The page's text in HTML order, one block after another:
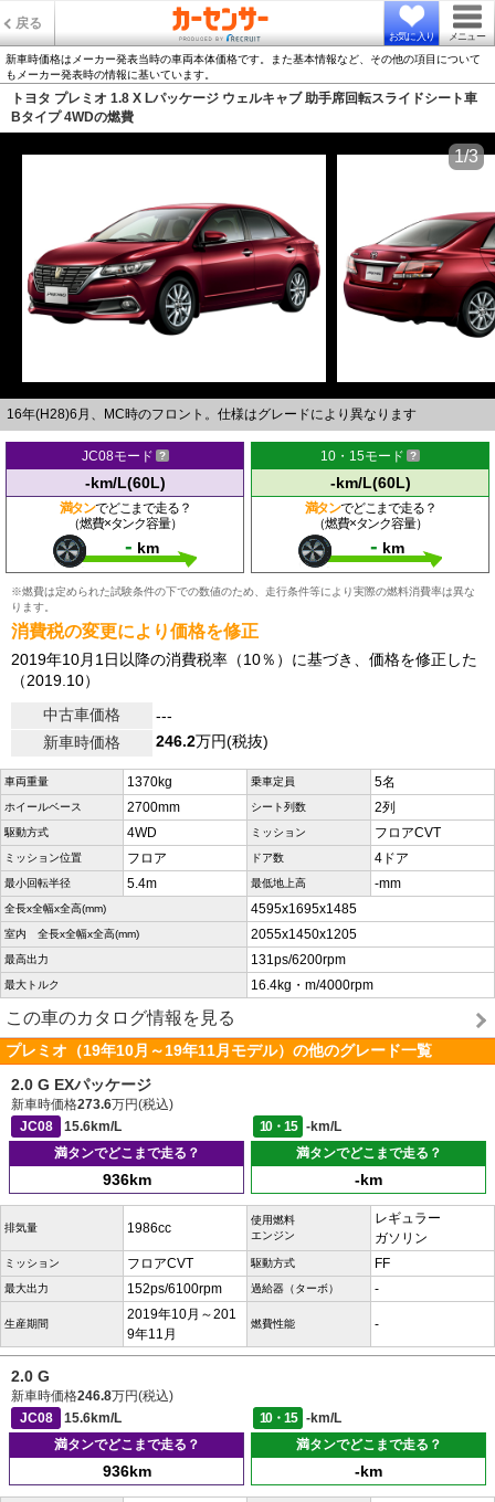
戻る
お気に入り メニュー
新車時価格はメーカー発表当時の車両本体価格です。また基本情報など、その他の項目について
もメーカー発表時の情報に基いています。
トヨタ プレミオ 1.8 X Lパッケージ ウェルキャブ 助手席回転スライドシート車
Bタイプ 4WDの燃費
16年(H28)6月、MC時のフロント。仕様はグレードにより異なります
1/3
JC08モード
-km/L(60L)
満タンでどこまで走る？
（燃費×タンク容量）
- km
10・15モード
-km/L(60L)
満タンでどこまで走る？
（燃費×タンク容量）
- km
※燃費は定められた試験条件の下での数値のため、走行条件等により実際の燃料消費率は異な
ります。
消費税の変更により価格を修正
2019年10月1日以降の消費税率（10％）に基づき、価格を修正した
（2019.10）
中古車価格
---
新車時価格
246.2万円(税抜)
車両重量 1370kg 乗車定員 5名
ホイールベース 2700mm シート列数 2列
駆動方式 4WD ミッション フロアCVT
ミッション位置 フロア ドア数 4ドア
最小回転半径 5.4m 最低地上高 -mm
全長x全幅x全高(mm) 4595x1695x1485
室内 全長x全幅x全高(mm) 2055x1450x1205
最高出力 131ps/6200rpm
最大トルク 16.4kg・m/4000rpm
この車のカタログ情報を見る
プレミオ（19年10月～19年11月モデル）の他のグレード一覧
2.0 G EXパッケージ
新車時価格273.6万円(税込)
JC08
15.6km/L 10・15
-km/L
満タンでどこまで走る？
936km
満タンでどこまで走る？
-km
排気量 1986cc
使用燃料
エンジン
レギュラー
ガソリン
ミッション フロアCVT 駆動方式 FF
最大出力 152ps/6100rpm 過給器（ターボ） -
生産期間
2019年10月～201
9年11月
燃費性能 -
2.0 G
新車時価格246.8万円(税込)
JC08
15.6km/L 10・15
-km/L
満タンでどこまで走る？
936km
満タンでどこまで走る？
-km